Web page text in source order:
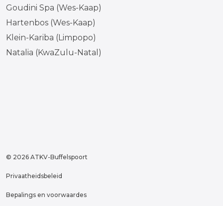
Goudini Spa (Wes-Kaap)
Hartenbos (Wes-Kaap)
Klein-Kariba (Limpopo)
Natalia (KwaZulu-Natal)
© 2026 ATKV-Buffelspoort
Privaatheidsbeleid
Bepalings en voorwaardes